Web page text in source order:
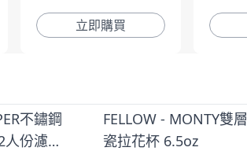
立即購買
不鏽鋼
份濾杯
FELLOW - MONTY雙層陶
瓷拉花杯 6.5oz